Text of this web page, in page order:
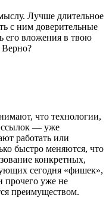
Лучше длительное
с ним доверительные
его вложения в твою
Верно?
что технологии,
— уже
работать или
быстро меняются, что
конкретных,
сегодня «фишек»,
прочего уже не
преимуществом.